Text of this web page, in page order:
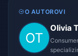
O AUTOROVI
Olivia